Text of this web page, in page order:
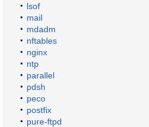
lsof
mail
mdadm
nftables
nginx
ntp
parallel
pdsh
peco
postfix
pure-ftpd